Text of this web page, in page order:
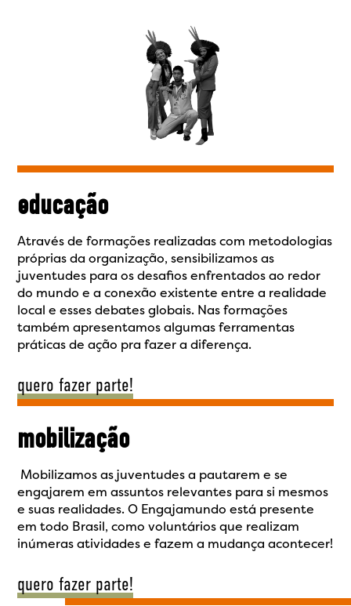
educação
Através de formações realizadas com metodologias
próprias da organização, sensibilizamos as
juventudes para os desafios enfrentados ao redor
do mundo e a conexão existente entre a realidade
local e esses debates globais. Nas formações
também apresentamos algumas ferramentas
práticas de ação pra fazer a diferença.
quero fazer parte!
mobilização
Mobilizamos as juventudes a pautarem e se
engajarem em assuntos relevantes para si mesmos
e suas realidades. O Engajamundo está presente
em todo Brasil, como voluntários que realizam
inúmeras atividades e fazem a mudança acontecer!
quero fazer parte!